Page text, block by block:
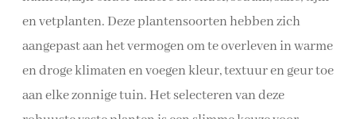
en vetplanten. Deze plantensoorten hebben zich
aangepast aan het vermogen om te overleven in warme
en droge klimaten en voegen kleur, textuur en geur toe
aan elke zonnige tuin. Het selecteren van deze